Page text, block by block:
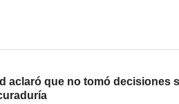
aclaró que no tomó decisiones